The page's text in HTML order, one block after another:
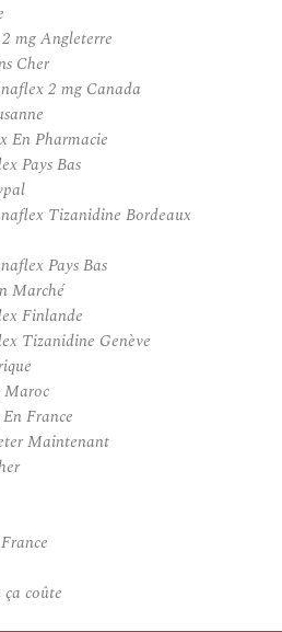
mg Angleterre
Cher
2 mg Canada
En Pharmacie
Pays Bas
Tizanidine Bordeaux
Pays Bas
Marché
Finlande
Tizanidine Genève
Maroc
France
Maintenant
coûte